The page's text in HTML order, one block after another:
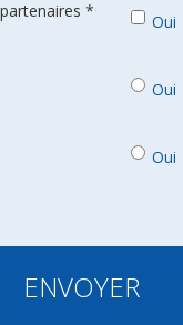
*
Oui
Oui
Oui